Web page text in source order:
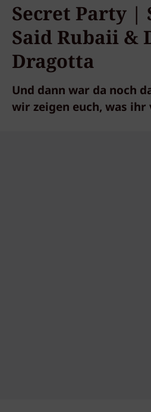
Secret Party |
Said Rubaii &
Dragotta
Und dann war da noch
wir zeigen euch, was